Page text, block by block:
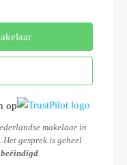
op
makelaar in
gesprek is geheel
.